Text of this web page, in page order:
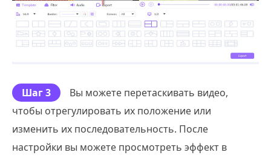
Шаг 3
Вы можете перетаскивать видео,
чтобы отрегулировать их положение или
изменить их последовательность. После
настройки вы можете просмотреть эффект в